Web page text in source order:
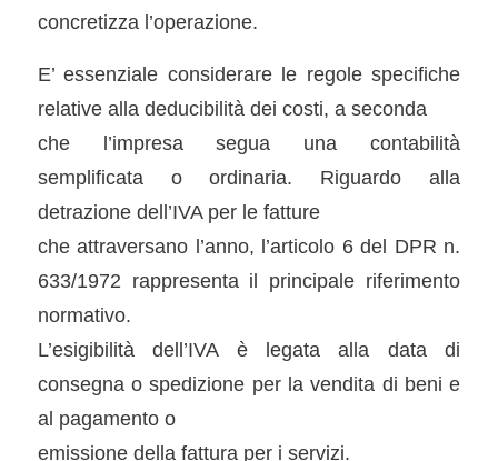
concretizza l’operazione.
E’ essenziale considerare le regole specifiche
relative alla deducibilità dei costi, a seconda
che l’impresa segua una contabilità
semplificata o ordinaria. Riguardo alla
detrazione dell’IVA per le fatture
che attraversano l’anno, l’articolo 6 del DPR n.
633/1972 rappresenta il principale riferimento
normativo.
L’esigibilità dell’IVA è legata alla data di
consegna o spedizione per la vendita di beni e
al pagamento o
emissione della fattura per i servizi.